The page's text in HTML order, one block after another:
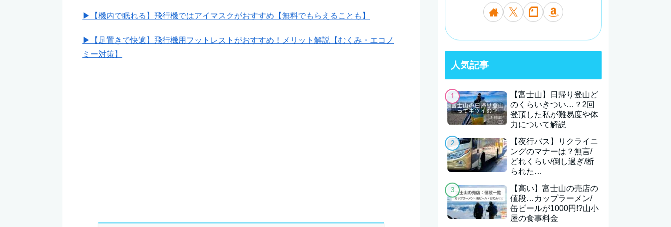
▶【機内で眠れる】飛行機ではアイマスクがおすすめ【無料でもらえることも】
▶【足置きで快適】飛行機用フットレストがおすすめ！メリット解説【むくみ・エコノ
ミー対策】
人気記事
【富士山】日帰り登山ど
のくらいきつい…？2回
登頂した私が難易度や体
力について解説
【夜行バス】リクライニ
ングのマナーは？無言/
どれくらい/倒し過ぎ/断
られた…
【高い】富士山の売店の
値段…カップラーメン/
缶ビールが1000円!?山小
屋の食事料金